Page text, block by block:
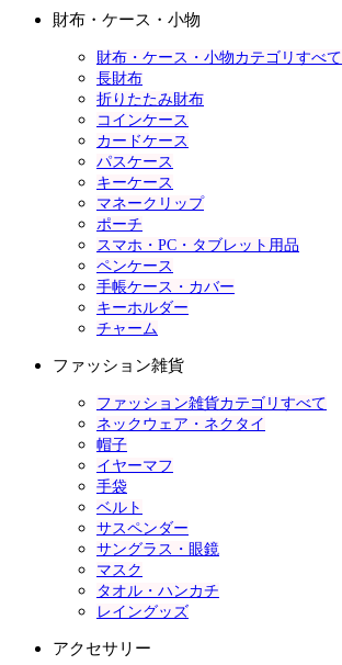
財布・ケース・小物
財布・ケース・小物カテゴリすべて
長財布
折りたたみ財布
コインケース
カードケース
パスケース
キーケース
マネークリップ
ポーチ
スマホ・PC・タブレット用品
ペンケース
手帳ケース・カバー
キーホルダー
チャーム
ファッション雑貨
ファッション雑貨カテゴリすべて
ネックウェア・ネクタイ
帽子
イヤーマフ
手袋
ベルト
サスペンダー
サングラス・眼鏡
マスク
タオル・ハンカチ
レイングッズ
アクセサリー